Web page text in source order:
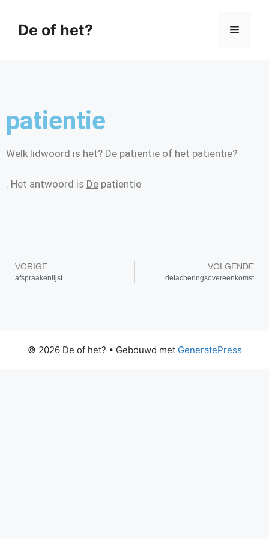
De of het?
patientie
Welk lidwoord is het? De patientie of het patientie?
. Het antwoord is De patientie
VORIGE
afspraakenlijst
VOLGENDE
detacheringsovereenkomst
© 2026 De of het? • Gebouwd met GeneratePress